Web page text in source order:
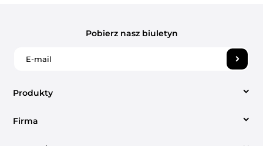
Produkty
Firma
Pobierz nasz biuletyn